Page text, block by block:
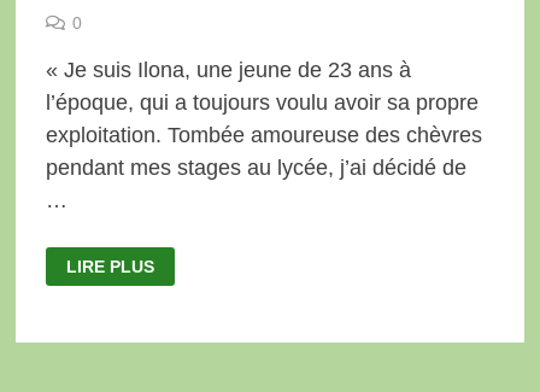
0
« Je suis Ilona, une jeune de 23 ans à
l’époque, qui a toujours voulu avoir sa propre
exploitation. Tombée amoureuse des chèvres
pendant mes stages au lycée, j’ai décidé de
…
FROMAGES
DE
CHÈVRE:
LES
LIRE PLUS